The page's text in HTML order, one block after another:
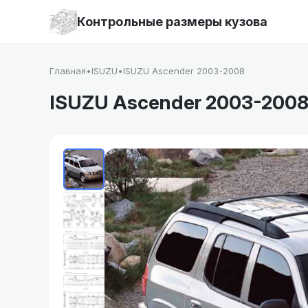
Контрольные размеры кузова
Главная•ISUZU•ISUZU Ascender 2003-2008
ISUZU Ascender 2003-2008